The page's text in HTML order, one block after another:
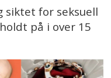
siktet for seksuell
på i over 15